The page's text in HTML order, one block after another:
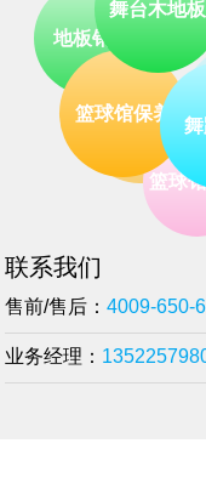
篮球
地板价格
地板销售
篮球馆
篮球馆保养
舞
联系我们
售前/售后： 4009-650-
业务经理：